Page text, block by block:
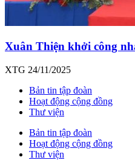
Xuân Thiện khởi công
XTG 24/11/2025
Bản tin tập đoàn
Hoạt động cộng đồng
Thư viện
Bản tin tập đoàn
Hoạt động cộng đồng
Thư viện